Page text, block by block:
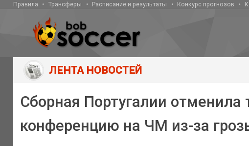
Правила Трансферы Расписание и результаты Конкурс прогнозов
ЛЕНТА НОВОСТЕЙ
Сборная Португалии отменила
конференцию на ЧМ из-за